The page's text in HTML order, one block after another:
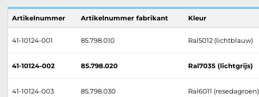
Artikelnummer Artikelnummer fabrikant Kleur
41-10124-001 85.798.010 Ral5012 (lichtblauw)
41-10124-002 85.798.020 Ral7035 (lichtgrijs)
41-10124-003 85.798.030 Ral6011 (resedagroen)